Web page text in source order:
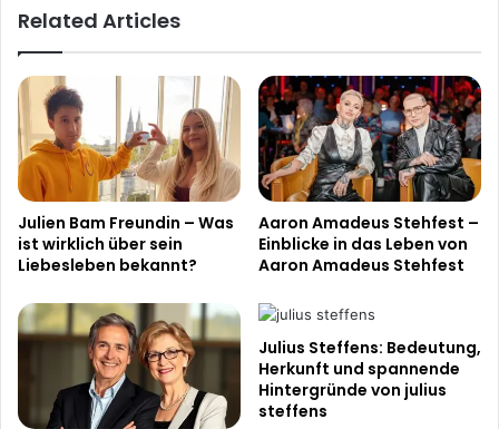
Related Articles
Julien Bam Freundin – Was
ist wirklich über sein
Liebesleben bekannt?
Aaron Amadeus Stehfest –
Einblicke in das Leben von
Aaron Amadeus Stehfest
Julius Steffens: Bedeutung,
Herkunft und spannende
Hintergründe von julius
steffens